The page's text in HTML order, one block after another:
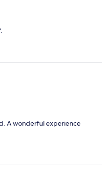
A wonderful experience